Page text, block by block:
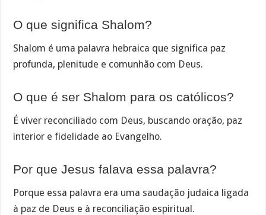
O que significa Shalom?
Shalom é uma palavra hebraica que significa paz
profunda, plenitude e comunhão com Deus.
O que é ser Shalom para os católicos?
É viver reconciliado com Deus, buscando oração, paz
interior e fidelidade ao Evangelho.
Por que Jesus falava essa palavra?
Porque essa palavra era uma saudação judaica ligada
à paz de Deus e à reconciliação espiritual.